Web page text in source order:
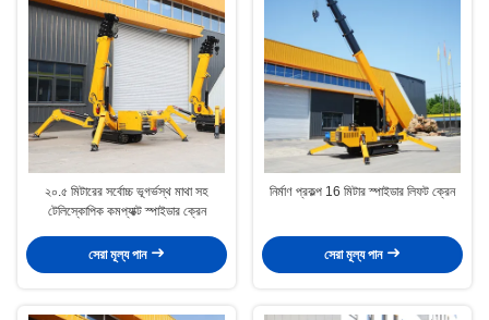
২০.৫ মিটারের সর্বোচ্চ ভূগর্ভস্থ মাথা সহ
টেলিস্কোপিক কমপ্যাক্ট স্পাইডার ক্রেন
সেরা মূল্য পান
নির্মাণ প্রকল্প 16 মিটার স্পাইডার লিফট ক্রেন
সেরা মূল্য পান